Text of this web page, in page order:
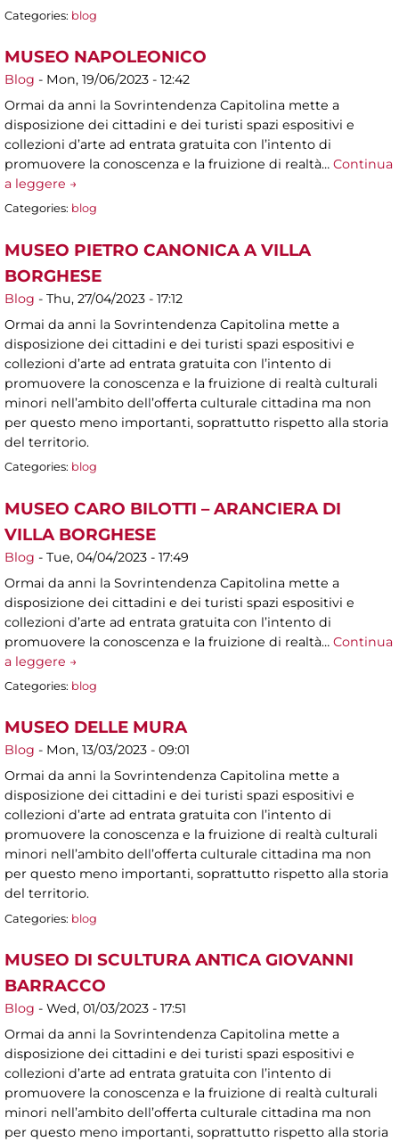
Categories: blog
MUSEO NAPOLEONICO
Blog - Mon, 19/06/2023 - 12:42
Ormai da anni la Sovrintendenza Capitolina mette a
disposizione dei cittadini e dei turisti spazi espositivi e
collezioni d’arte ad entrata gratuita con l’intento di
promuovere la conoscenza e la fruizione di realtà… Continua
a leggere →
Categories: blog
MUSEO PIETRO CANONICA A VILLA
BORGHESE
Blog - Thu, 27/04/2023 - 17:12
Ormai da anni la Sovrintendenza Capitolina mette a
disposizione dei cittadini e dei turisti spazi espositivi e
collezioni d’arte ad entrata gratuita con l’intento di
promuovere la conoscenza e la fruizione di realtà culturali
minori nell’ambito dell’offerta culturale cittadina ma non
per questo meno importanti, soprattutto rispetto alla storia
del territorio.
Categories: blog
MUSEO CARO BILOTTI – ARANCIERA DI
VILLA BORGHESE
Blog - Tue, 04/04/2023 - 17:49
Ormai da anni la Sovrintendenza Capitolina mette a
disposizione dei cittadini e dei turisti spazi espositivi e
collezioni d’arte ad entrata gratuita con l’intento di
promuovere la conoscenza e la fruizione di realtà… Continua
a leggere →
Categories: blog
MUSEO DELLE MURA
Blog - Mon, 13/03/2023 - 09:01
Ormai da anni la Sovrintendenza Capitolina mette a
disposizione dei cittadini e dei turisti spazi espositivi e
collezioni d’arte ad entrata gratuita con l’intento di
promuovere la conoscenza e la fruizione di realtà culturali
minori nell’ambito dell’offerta culturale cittadina ma non
per questo meno importanti, soprattutto rispetto alla storia
del territorio.
Categories: blog
MUSEO DI SCULTURA ANTICA GIOVANNI
BARRACCO
Blog - Wed, 01/03/2023 - 17:51
Ormai da anni la Sovrintendenza Capitolina mette a
disposizione dei cittadini e dei turisti spazi espositivi e
collezioni d’arte ad entrata gratuita con l’intento di
promuovere la conoscenza e la fruizione di realtà culturali
minori nell’ambito dell’offerta culturale cittadina ma non
per questo meno importanti, soprattutto rispetto alla storia